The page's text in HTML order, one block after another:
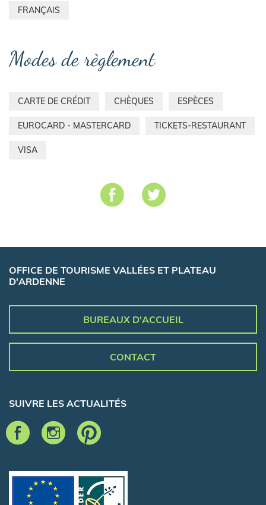
FRANÇAIS
Modes de règlement
CARTE DE CRÉDIT CHÈQUES ESPÈCES
EUROCARD - MASTERCARD TICKETS-RESTAURANT
VISA
OFFICE DE TOURISME VALLÉES ET PLATEAU
D'ARDENNE
BUREAUX D'ACCUEIL
CONTACT
SUIVRE LES ACTUALITÉS